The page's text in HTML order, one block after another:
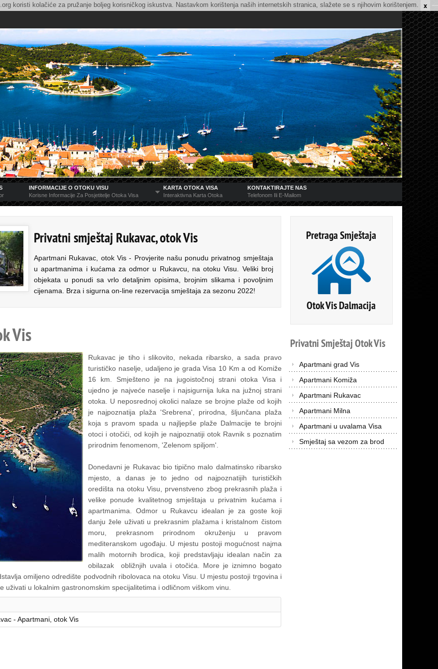
koristi kolačiće za pružanje boljeg korisničkog iskustva. Nastavkom korištenja naših internetskih stranica, slažete se s njihovim korištenjem. x
INFORMACIJE O OTOKU VISU
Korisne Informacije Za Posjetitelje Otoka Visa
KARTA OTOKA VISA
Interaktivna Karta Otoka
KONTAKTIRAJTE NAS
Telefonom Ili E-Mailom
Privatni smještaj Rukavac, otok Vis
Apartmani Rukavac, otok Vis - Provjerite našu ponudu privatnog smještaja
u apartmanima i kućama za odmor u Rukavcu, na otoku Visu. Veliki broj
objekata u ponudi sa vrlo detaljnim opisima, brojnim slikama i povoljnim
cijenama. Brza i sigurna on-line rezervacija smještaja za sezonu 2022!
Vis
Rukavac je tiho i slikovito, nekada ribarsko, a sada pravo
turističko naselje, udaljeno je grada Visa 10 Km a od Komiže
16 km. Smješteno je na jugoistočnoj strani otoka Visa i
ujedno je najveće naselje i najsigurnija luka na južnoj strani
otoka. U neposrednoj okolici nalaze se brojne plaže od kojih
je najpoznatija plaža 'Srebrena', prirodna, šljunčana plaža
koja s pravom spada u najljepše plaže Dalmacije te brojni
otoci i otočići, od kojih je najpoznatiji otok Ravnik s poznatim
prirodnim fenomenom, 'Zelenom spiljom'.
Donedavni je Rukavac bio tipično malo dalmatinsko ribarsko
mjesto, a danas je to jedno od najpoznatijih turističkih
oredišta na otoku Visu, prvenstveno zbog prekrasnih plaža i
velike ponude kvalitetnog smještaja u privatnim kućama i
apartmanima. Odmor u Rukavcu idealan je za goste koji
danju žele uživati u prekrasnim plažama i kristalnom čistom
moru, prekrasnom prirodnom okruženju u pravom
mediteranskom ugođaju. U mjestu postoji mogućnost najma
malih motornih brodica, koji predstavljaju idealan način za
obilazak obližnjih uvala i otočića. More je iznimno bogato
omiljeno odredište podvodnih ribolovaca na otoku Visu. U mjestu postoji trgovina i
uživati u lokalnim gastronomskim specijalitetima i odličnom viškom vinu.
- Apartmani, otok Vis
Pretraga Smještaja
Otok Vis Dalmacija
PrivatniSmještajOtokVis
Apartmani grad Vis
Apartmani Komiža
Apartmani Rukavac
Apartmani Milna
Apartmani u uvalama Visa
Smještaj sa vezom za brod